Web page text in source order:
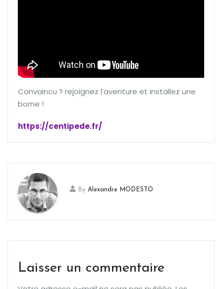
Convaincu ? rejoignez l’aventure et installez une
borne !
https://centipede.fr/
By Alexandre MODESTO
Laisser un commentaire